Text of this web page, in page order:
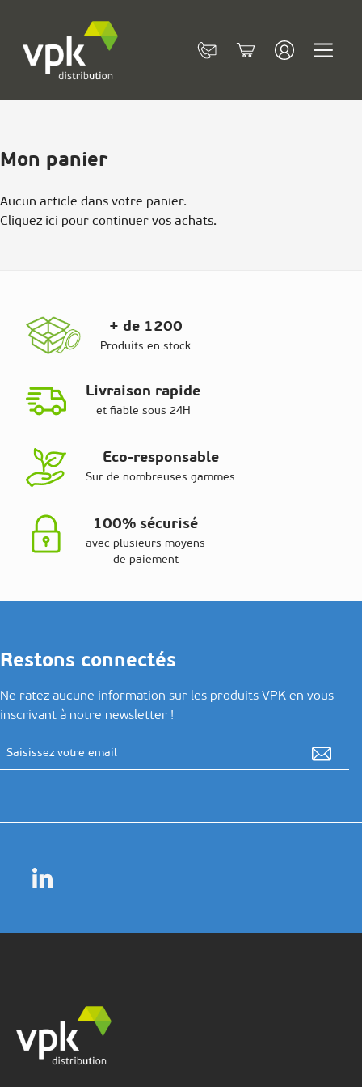
ContactCart
Mon panier
Aucun article dans votre panier.
Cliquez ici pour continuer vos achats.
+ de 1200
Produits en stock
Livraison rapide
et fiable sous 24H
Eco-responsable
Sur de nombreuses gammes
100% sécurisé
avec plusieurs moyens
de paiement
Restons connectés
Ne ratez aucune information sur les produits VPK en vous
inscrivant à notre newsletter !